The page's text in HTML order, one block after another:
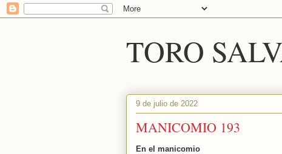
TORO
9 de julio de 2022
MANICOMIO 193
En el manicomio